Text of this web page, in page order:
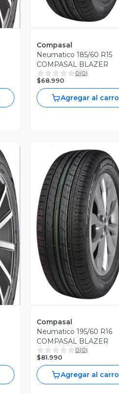
Compasal
Neumatico 185/60 R15
COMPASAL BLAZER
0(0)
$68.990
Agregar al carro
Vista Previa
Compasal
Neumatico 195/60 R16
COMPASAL BLAZER
0(0)
$81.990
Agregar al carro